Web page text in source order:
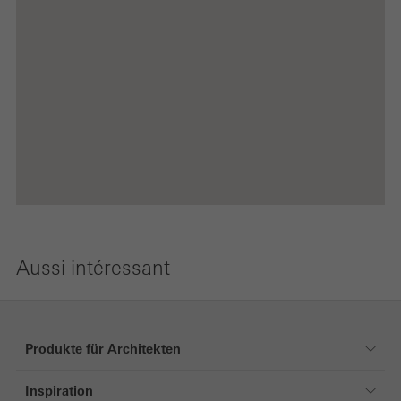
Aussi intéressant
Produkte für Architekten
Inspiration